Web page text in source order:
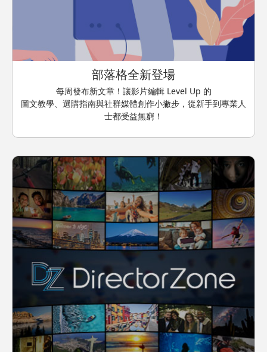
部落格全新登場
每周發布新文章！讓影片編輯 Level Up 的
圖文教學、選購指南與社群媒體創作小撇步，從新手到專業人
士都受益無窮！